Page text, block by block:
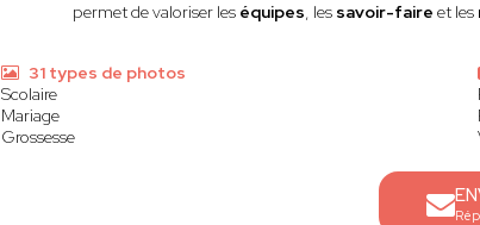
permet de valoriser les équipes, les savoir-faire et les
31 types de photos
Scolaire
Mariage
Grossesse